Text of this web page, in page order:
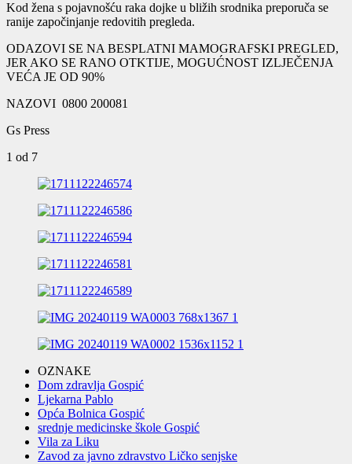
Kod žena s pojavnošću raka dojke u bližih srodnika preporuča se
ranije započinjanje redovitih pregleda.
ODAZOVI SE NA BESPLATNI MAMOGRAFSKI PREGLED,
JER AKO SE RANO OTKTIJE, MOGUĆNOST IZLJEČENJA
VEĆA JE OD 90%
NAZOVI 0800 200081
Gs Press
1 od 7
OZNAKE
Dom zdravlja Gospić
Ljekarna Pablo
Opća Bolnica Gospić
srednje medicinske škole Gospić
Vila za Liku
Zavod za javno zdravstvo Ličko senjske